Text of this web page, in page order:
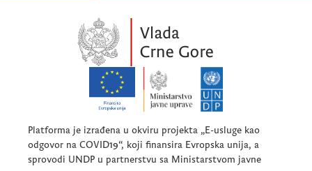
Platforma je izrađena u okviru projekta „E-usluge kao
odgovor na COVID19“, koji finansira Evropska unija, a
sprovodi UNDP u partnerstvu sa Ministarstvom javne